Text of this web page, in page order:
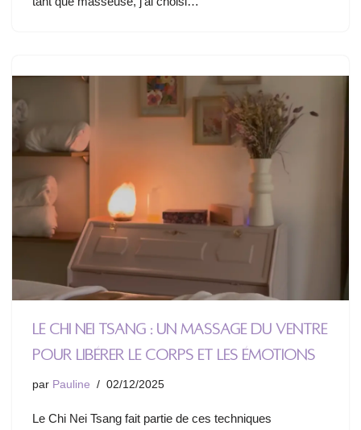
Le Chi Nei Tsang : un massage du ventre
pour libérer le corps et les émotions
par Pauline 02/12/2025
Le Chi Nei Tsang fait partie de ces techniques